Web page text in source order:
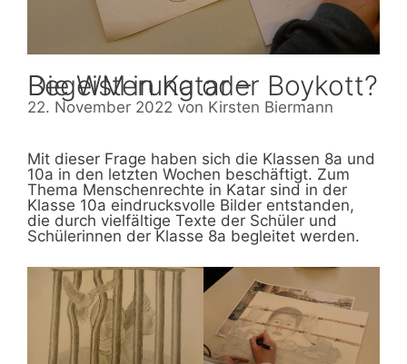
Die WM in Katar – Begeisterung oder Boykott?
22. November 2022 von Kirsten Biermann
Mit dieser Frage haben sich die Klassen 8a und
10a in den letzten Wochen beschäftigt. Zum
Thema Menschenrechte in Katar sind in der
Klasse 10a eindrucksvolle Bilder entstanden,
die durch vielfältige Texte der Schüler und
Schülerinnen der Klasse 8a begleitet werden.